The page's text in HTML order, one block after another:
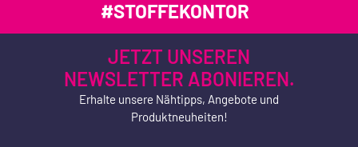
#STOFFEKONTOR
JETZT UNSEREN
NEWSLETTER ABONIEREN.
Erhalte unsere Nähtipps, Angebote und
Produktneuheiten!